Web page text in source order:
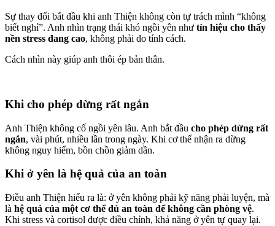
Sự thay đổi bắt đầu khi anh Thiện không còn tự trách mình “không
biết nghỉ”. Anh nhìn trạng thái khó ngồi yên như tín hiệu cho thấy
nền stress đang cao, không phải do tính cách.
Cách nhìn này giúp anh thôi ép bản thân.
Khi cho phép dừng rất ngắn
Anh Thiện không cố ngồi yên lâu. Anh bắt đầu cho phép dừng rất
ngắn, vài phút, nhiều lần trong ngày. Khi cơ thể nhận ra dừng
không nguy hiểm, bồn chồn giảm dần.
Khi ở yên là hệ quả của an toàn
Điều anh Thiện hiểu ra là: ở yên không phải kỹ năng phải luyện, mà
là hệ quả của một cơ thể đủ an toàn để không cần phòng vệ.
Khi stress và cortisol được điều chỉnh, khả năng ở yên tự quay lại.